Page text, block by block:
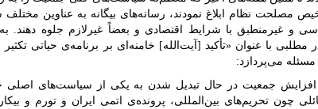
مصلحت نظام ابلاغ نمودند، رسانه‌های بیگانه به عناوین مختلف
و غیرمنطبق با شرایط اقتصادی و بعضاً غیرلازم جلوه دهند.
مطلبی با عنوان «تأکید [آیت‌الله] خامنه‌ای بر برنامه‌ی حیاتی
مسئله می‌پردازد:
جمعیت در حال تبدیل شدن به یکی از سیاست‌های اصلی
چون تحریم‌های بین‌المللی، پرونده‌ی اتمی ایران و تورم و